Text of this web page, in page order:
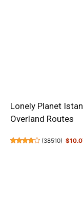
Lonely Planet
Overland Routes
(38510)